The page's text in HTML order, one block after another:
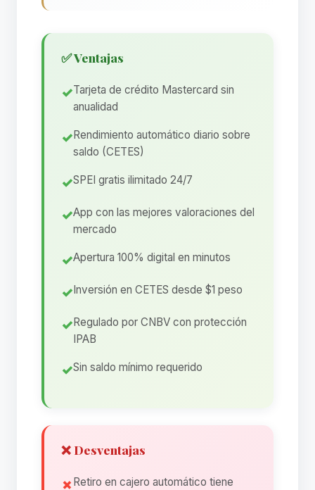
✅ Ventajas
Tarjeta de crédito Mastercard sin
anualidad
Rendimiento automático diario sobre
saldo (CETES)
SPEI gratis ilimitado 24/7
App con las mejores valoraciones del
mercado
Apertura 100% digital en minutos
Inversión en CETES desde $1 peso
Regulado por CNBV con protección
IPAB
Sin saldo mínimo requerido
❌ Desventajas
Retiro en cajero automático tiene